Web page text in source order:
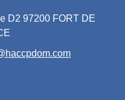
D2 97200 FORT DE